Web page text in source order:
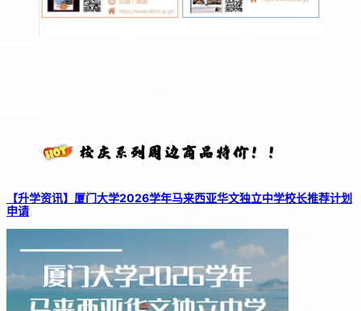
【升学资讯】厦门大学2026学年马来西亚华文独立中学校长推荐计划
申请